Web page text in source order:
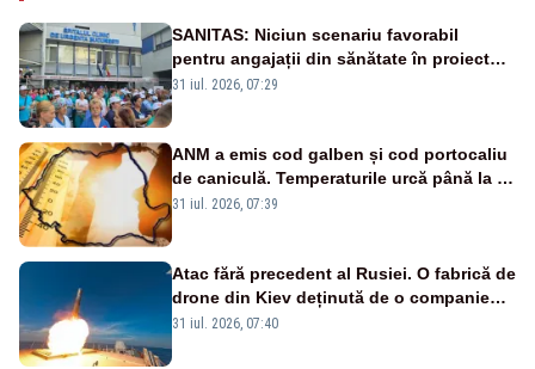
SANITAS: Niciun scenariu favorabil
pentru angajații din sănătate în proiectul
Legii salarizării
31 iul. 2026, 07:29
ANM a emis cod galben și cod portocaliu
de caniculă. Temperaturile urcă până la 38
de grade, iar nopțile devin tropicale
31 iul. 2026, 07:39
Atac fără precedent al Rusiei. O fabrică de
drone din Kiev deținută de o companie
americană, distrusă de o rachetă
31 iul. 2026, 07:40